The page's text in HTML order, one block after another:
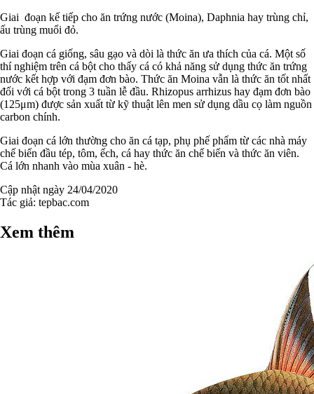
Giai đoạn kế tiếp cho ăn trứng nước (Moina), Daphnia hay trùng chỉ,
ấu trùng muổi đỏ.
Giai đoạn cá giống, sâu gạo và dòi là thức ăn ưa thích của cá. Một số
thí nghiệm trên cá bột cho thấy cá có khả năng sử dụng thức ăn trứng
nước kết hợp với đạm đơn bào. Thức ăn Moina vẫn là thức ăn tốt nhất
đối với cá bột trong 3 tuần lễ đầu. Rhizopus arrhizus hay đạm đơn bào
(125μm) được sản xuất từ kỹ thuật lên men sử dụng dầu cọ làm nguồn
carbon chính.
Giai đoạn cá lớn thường cho ăn cá tạp, phụ phế phẩm từ các nhà máy
chế biến đầu tép, tôm, ếch, cá hay thức ăn chế biến và thức ăn viên.
Cá lớn nhanh vào mùa xuân - hè.
Cập nhật ngày 24/04/2020
Tác giả: tepbac.com
Xem thêm